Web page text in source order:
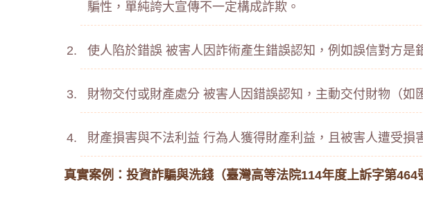
騙性，單純誇大宣傳不一定構成詐欺。
使人陷於錯誤 被害人因詐術產生錯誤認知，例如誤信對方是
財物交付或財產處分 被害人因錯誤認知，主動交付財物（如
財產損害與不法利益 行為人獲得財產利益，且被害人遭受
真實案例：投資詐騙與洗錢（臺灣高等法院114年度上訴字第464